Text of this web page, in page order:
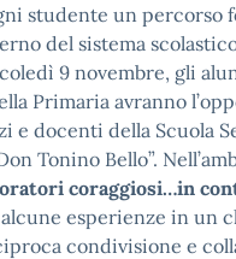
studente un percorso
del sistema
9 novembre, gli
Primaria avranno
e docenti della Scuola
Tonino Bello”.
coraggiosi…in
esperienze in un
condivisione e